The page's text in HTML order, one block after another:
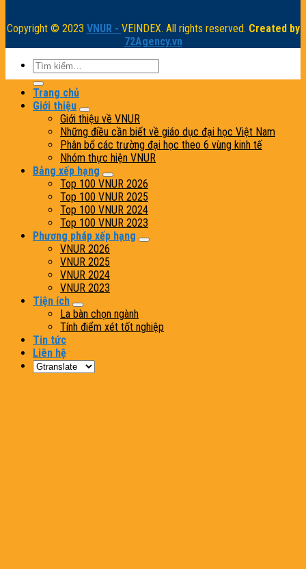
Copyright © 2023 VNUR - VEINDEX. All rights reserved. Created by
72Agency.vn
Trang chủ
Giới thiệu
Giới thiệu về VNUR
Những điều cần biết về giáo dục đại học Việt Nam
Phân bổ các trường đại học theo 6 vùng kinh tế
Nhóm thực hiện VNUR
Bảng xếp hạng
Top 100 VNUR 2026
Top 100 VNUR 2025
Top 100 VNUR 2024
Top 100 VNUR 2023
Phương pháp xếp hạng
VNUR 2026
VNUR 2025
VNUR 2024
VNUR 2023
Tiện ích
La bàn chọn ngành
Tính điểm xét tốt nghiệp
Tin tức
Liên hệ